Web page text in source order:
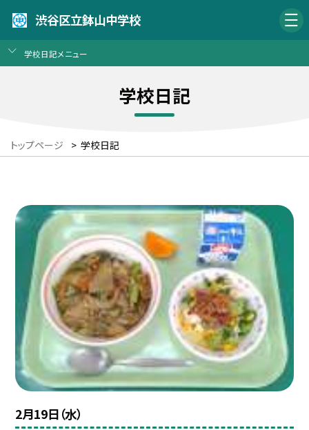
渋谷区立鉢山中学校
学校日記メニュー
学校日記
トップページ > 学校日記
2月19日（水）